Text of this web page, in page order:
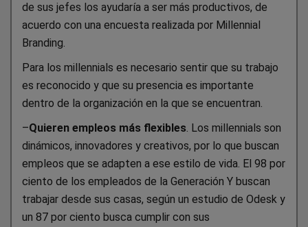
de sus jefes los ayudaría a ser más productivos, de
acuerdo con una encuesta realizada por Millennial
Branding.
Para los millennials es necesario sentir que su trabajo
es reconocido y que su presencia es importante
dentro de la organización en la que se encuentran.
–Quieren empleos más flexibles . Los millennials son
dinámicos, innovadores y creativos, por lo que buscan
empleos que se adapten a ese estilo de vida. El 98 por
ciento de los empleados de la Generación Y buscan
trabajar desde sus casas, según un estudio de Odesk y
un 87 por ciento busca cumplir con sus